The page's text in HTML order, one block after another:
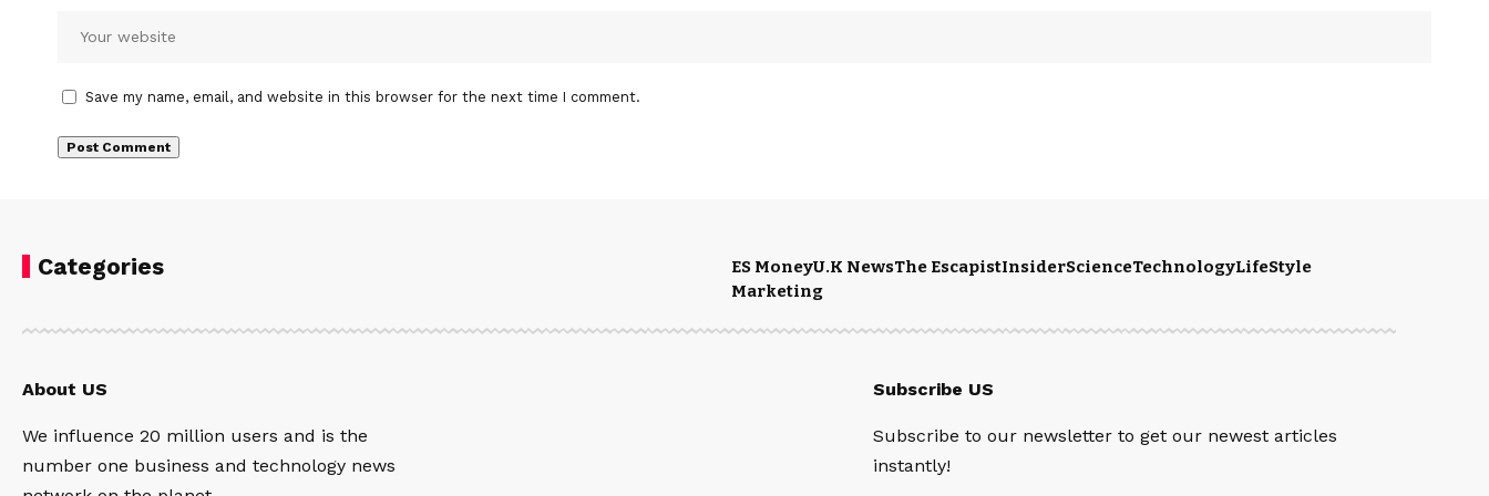
Save my name, email, and website in this browser for the next time I comment.
Categories ES MoneyU.K NewsThe EscapistInsiderScienceTechnologyLifeStyle
Marketing
About US
We influence 20 million users and is the
number one business and technology news
Subscribe US
Subscribe to our newsletter to get our newest articles
instantly!